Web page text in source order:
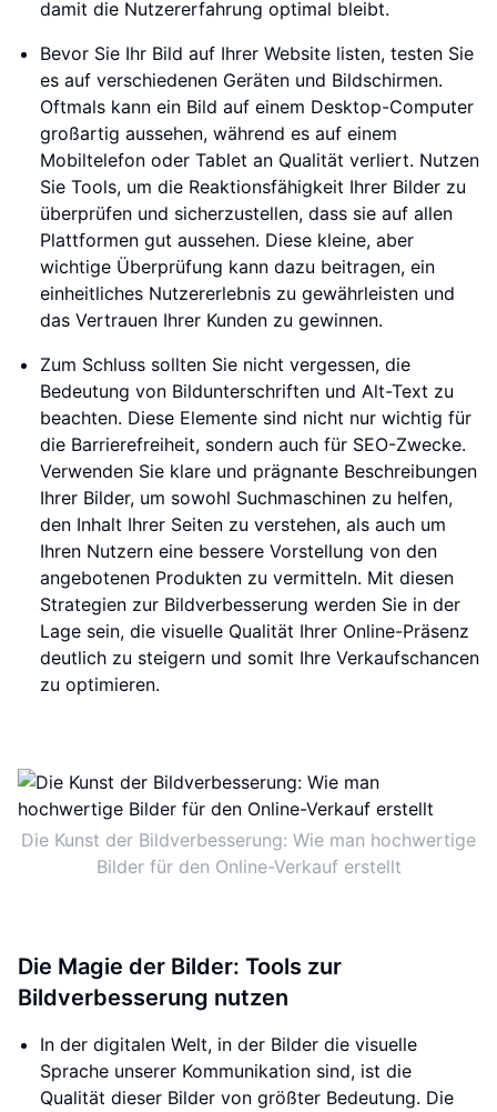
damit die Nutzererfahrung optimal bleibt.
Bevor Sie Ihr Bild auf Ihrer Website listen, testen Sie
es auf verschiedenen Geräten und Bildschirmen.
Oftmals kann ein Bild auf einem Desktop-Computer
großartig aussehen, während es auf einem
Mobiltelefon oder Tablet an Qualität verliert. Nutzen
Sie Tools, um die Reaktionsfähigkeit Ihrer Bilder zu
überprüfen und sicherzustellen, dass sie auf allen
Plattformen gut aussehen. Diese kleine, aber
wichtige Überprüfung kann dazu beitragen, ein
einheitliches Nutzererlebnis zu gewährleisten und
das Vertrauen Ihrer Kunden zu gewinnen.
Zum Schluss sollten Sie nicht vergessen, die
Bedeutung von Bildunterschriften und Alt-Text zu
beachten. Diese Elemente sind nicht nur wichtig für
die Barrierefreiheit, sondern auch für SEO-Zwecke.
Verwenden Sie klare und prägnante Beschreibungen
Ihrer Bilder, um sowohl Suchmaschinen zu helfen,
den Inhalt Ihrer Seiten zu verstehen, als auch um
Ihren Nutzern eine bessere Vorstellung von den
angebotenen Produkten zu vermitteln. Mit diesen
Strategien zur Bildverbesserung werden Sie in der
Lage sein, die visuelle Qualität Ihrer Online-Präsenz
deutlich zu steigern und somit Ihre Verkaufschancen
zu optimieren.
Die Kunst der Bildverbesserung: Wie man hochwertige
Bilder für den Online-Verkauf erstellt
Die Magie der Bilder: Tools zur
Bildverbesserung nutzen
In der digitalen Welt, in der Bilder die visuelle
Sprache unserer Kommunikation sind, ist die
Qualität dieser Bilder von größter Bedeutung. Die